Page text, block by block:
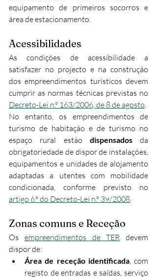
equipamento de primeiros socorros e
área de estacionamento.
Acessibilidades
As condições de acessibilidade a
satisfazer no projecto e na construção
dos empreendimentos turísticos devem
Decreto-Lei n.º 163/2006, de 8 de agosto.
No entanto, os empreendimentos de
turismo de habitação e de turismo no
espaço rural estão dispensados da
obrigatoriedade de dispor de instalações,
equipamentos e unidades de alojamento
adaptadas a utentes com mobilidade
artigo 6.º do Decreto-Lei n.º 39/2008.
Zonas comuns e Receção
Os empreendimentos de TER devem
dispor de:
Área de receção identificada, com
registo de entradas e saídas, serviço